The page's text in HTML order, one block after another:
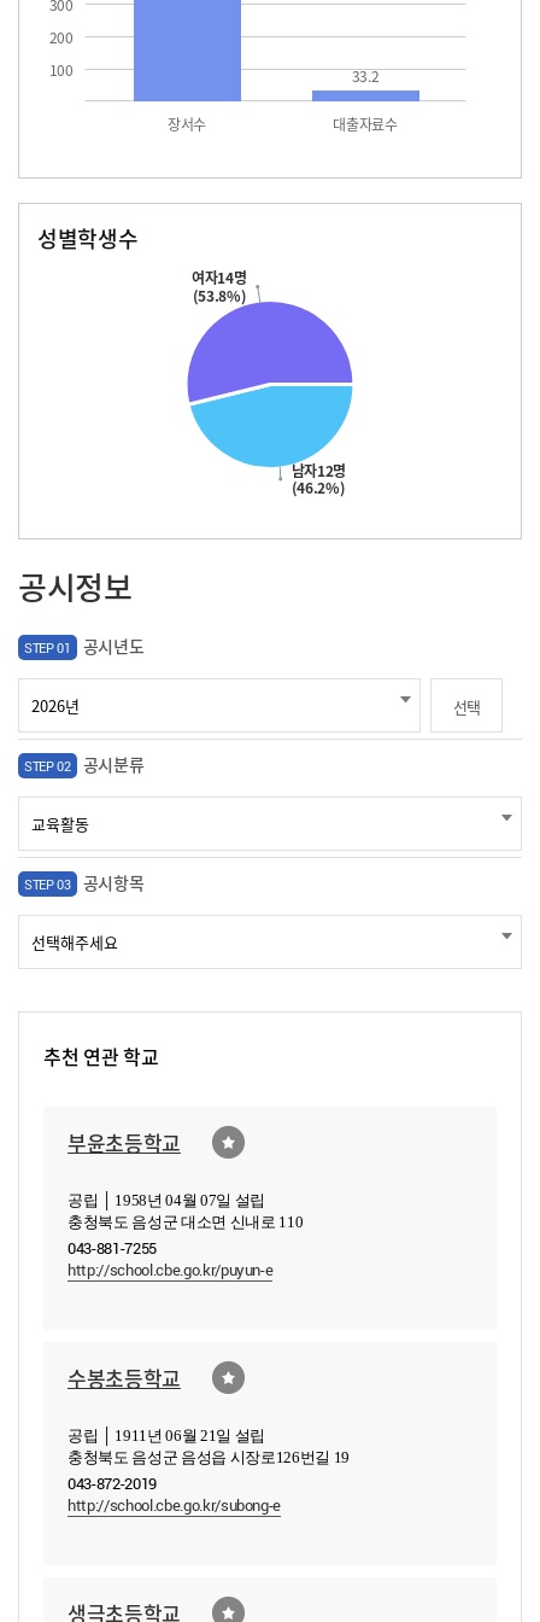
100
200
300
장서수 대출자료수
33.2
성별학생수
남자12명
(46.2%)
여자14명
(53.8%)
공시정보
STEP 01 공시년도
선택
STEP 02 공시분류
STEP 03 공시항목
추천 연관 학교
부윤초등학교
공립 │ 1958년 04월 07일 설립
충청북도 음성군 대소면 신내로 110
043-881-7255
http://school.cbe.go.kr/puyun-e
수봉초등학교
공립 │ 1911년 06월 21일 설립
충청북도 음성군 음성읍 시장로126번길 19
043-872-2019
http://school.cbe.go.kr/subong-e
생극초등학교